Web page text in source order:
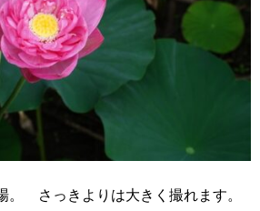
。 さっきよりは大きく撮れます。